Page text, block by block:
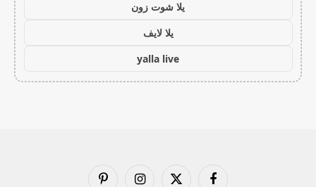
يلا شوت زون
يلا لايف
yalla live